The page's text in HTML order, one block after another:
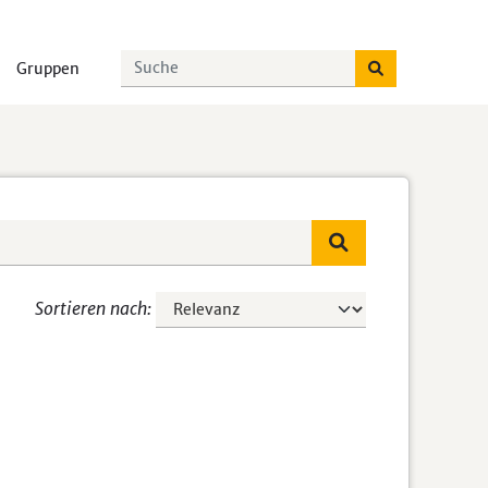
Gruppen
Sortieren nach